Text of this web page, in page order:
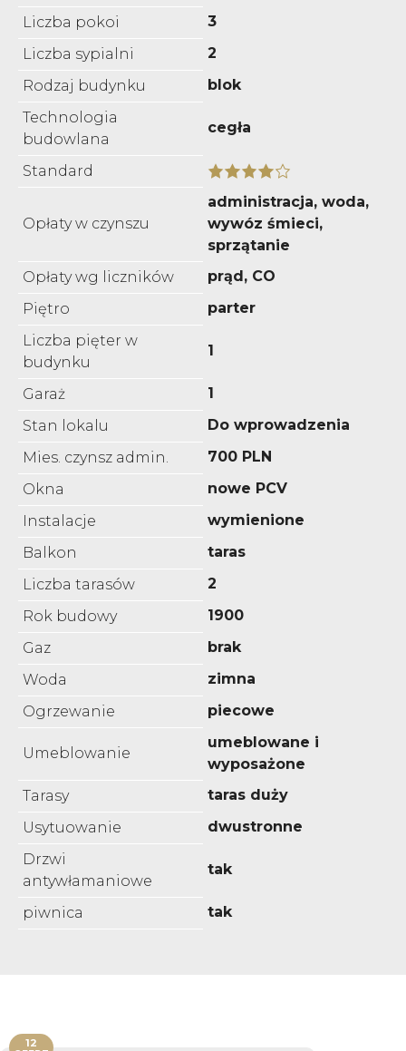
Liczba pokoi
3
Liczba sypialni
2
Rodzaj budynku
blok
Technologia
budowlana
cegła
Standard
Opłaty w czynszu
administracja, woda,
wywóz śmieci,
sprzątanie
Opłaty wg liczników
prąd, CO
Piętro
parter
Liczba pięter w
budynku
1
Garaż
1
Stan lokalu
Do wprowadzenia
Mies. czynsz admin.
700 PLN
Okna
nowe PCV
Instalacje
wymienione
Balkon
taras
Liczba tarasów
2
Rok budowy
1900
Gaz
brak
Woda
zimna
Ogrzewanie
piecowe
Umeblowanie
umeblowane i
wyposażone
Tarasy
taras duży
Usytuowanie
dwustronne
Drzwi
antywłamaniowe
tak
piwnica tak
12